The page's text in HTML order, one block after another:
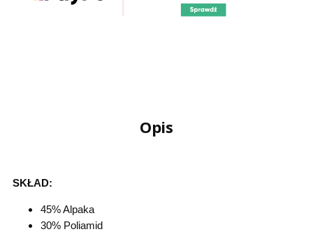
Opis
SKŁAD:
45% Alpaka
30% Poliamid